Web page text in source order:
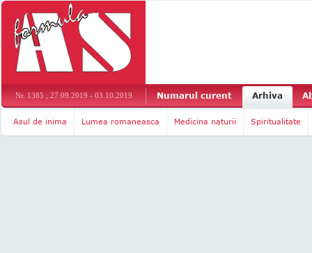
Nr. 1385 , 27.09.2019 - 03.10.2019 Numarul curent Arhiva
Asul de inima Lumea romaneasca Medicina naturii Spiritualitate